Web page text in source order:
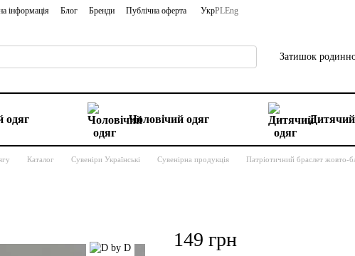
інформація Блог Бренди Публічна оферта УкрPLEng
Затишок
одяг Чоловічий одяг
Каталог Сувеніри Українські Сувенірна продукція Патріотичний браслет жовто-
149 грн